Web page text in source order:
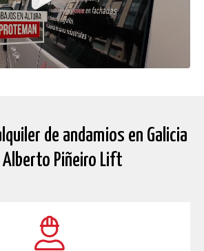
tipo de sistema.
de andamios en Galicia
Alberto Piñeiro Lift